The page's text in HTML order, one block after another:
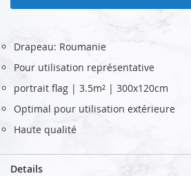
Drapeau: Roumanie
Pour utilisation représentative
portrait flag | 3.5m² | 300x120cm
Optimal pour utilisation extérieure
Haute qualité
Details